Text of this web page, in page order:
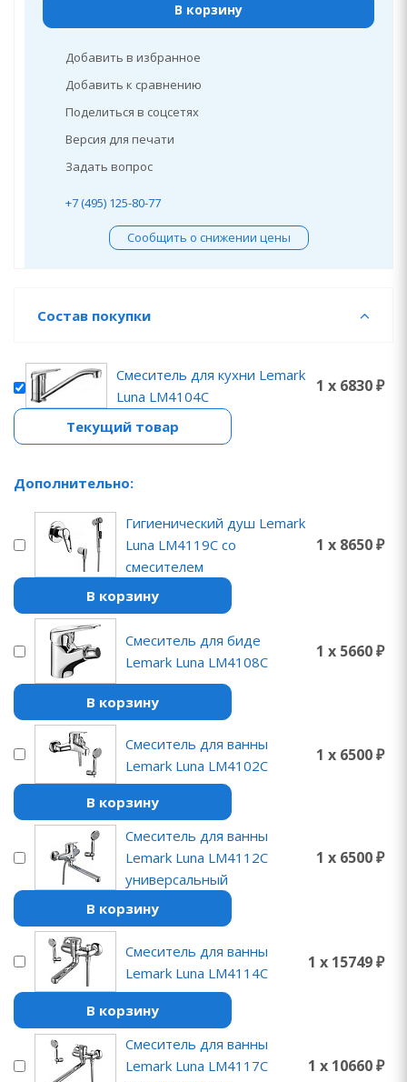
В корзину
Добавить в избранное
Добавить к сравнению
Поделиться в соцсетях
Версия для печати
Задать вопрос
+7 (495) 125-80-77
Сообщить о снижении цены
Состав покупки
Смеситель для кухни Lemark
Luna LM4104C
1 x 6830 ₽
Текущий товар
Дополнительно:
Гигиенический душ Lemark
Luna LM4119C со
смесителем
1 x 8650 ₽
В корзину
Смеситель для биде
Lemark Luna LM4108C
1 x 5660 ₽
В корзину
Смеситель для ванны
Lemark Luna LM4102C
1 x 6500 ₽
В корзину
Смеситель для ванны
Lemark Luna LM4112C
универсальный
1 x 6500 ₽
В корзину
Смеситель для ванны
Lemark Luna LM4114C
1 x 15749 ₽
В корзину
Смеситель для ванны
Lemark Luna LM4117C
1 x 10660 ₽